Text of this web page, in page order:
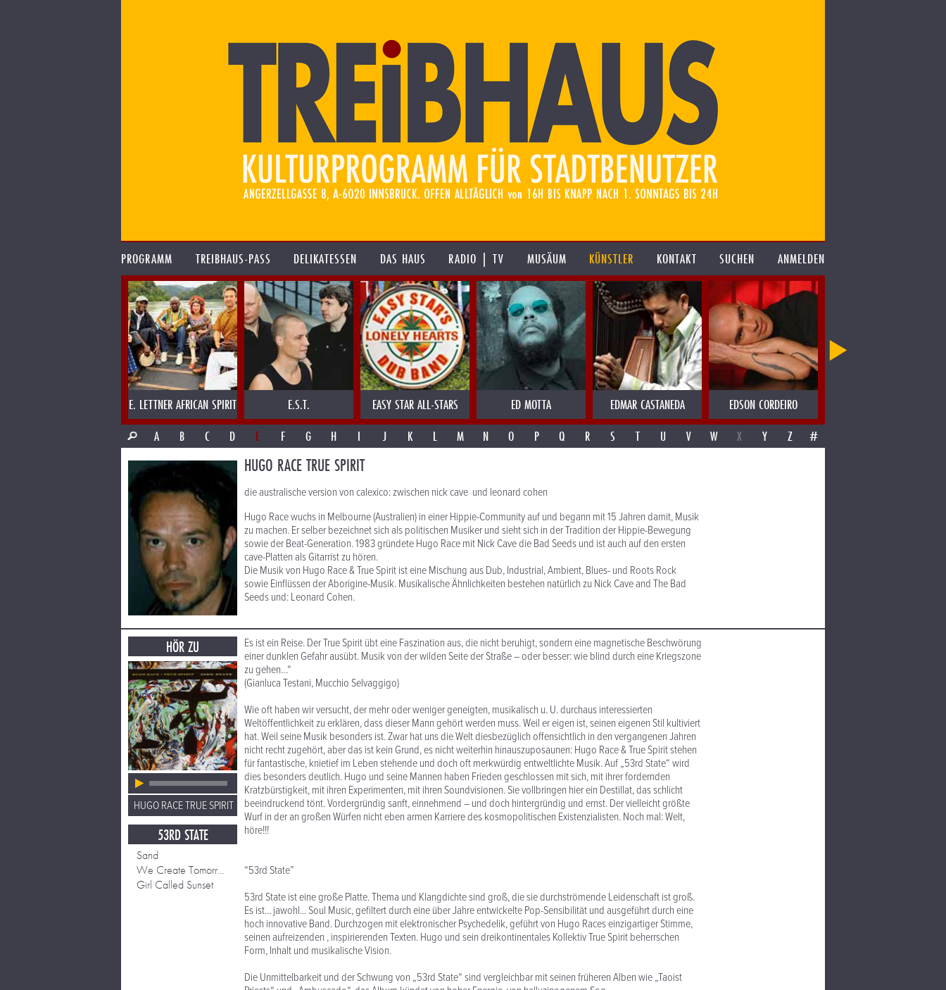
PROGRAMM TREIBHAUS-PASS DELIKATESSEN DAS HAUS RADIO | TV MUSÄUM KÜNSTLER KONTAKT SUCHEN ANMELDEN
E. LETTNER AFRICAN SPIRIT E.S.T. EASY STAR ALL-STARS ED MOTTA EDMAR CASTANEDA EDSON CORDEIRO
A
B C D E F G H I J K L M N O P Q R S T U V W X Y Z #
HUGO RACE TRUE SPIRIT
die australische version von calexico: zwischen nick cave und leonard cohen
Hugo Race wuchs in Melbourne (Australien) in einer Hippie-Community auf und begann mit 15 Jahren damit, Musik
zu machen. Er selber bezeichnet sich als politischen Musiker und sieht sich in der Tradition der Hippie-Bewegung
sowie der Beat-Generation. 1983 gründete Hugo Race mit Nick Cave die Bad Seeds und ist auch auf den ersten
cave-Platten als Gitarrist zu hören.
Die Musik von Hugo Race & True Spirit ist eine Mischung aus Dub, Industrial, Ambient, Blues- und Roots Rock
sowie Einflüssen der Aborigine-Musik. Musikalische Ähnlichkeiten bestehen natürlich zu Nick Cave and The Bad
Seeds und: Leonard Cohen.
HÖR ZU
HUGO RACE TRUE SPIRIT
53RD STATE
Sand
We Create Tomorrow
Girl Called Sunset
Es ist ein Reise. Der True Spirit übt eine Faszination aus, die nicht beruhigt, sondern eine magnetische Beschwörung
einer dunklen Gefahr ausübt. Musik von der wilden Seite der Straße – oder besser: wie blind durch eine Kriegszone
zu gehen…“
(Gianluca Testani, Mucchio Selvaggigo)
Wie oft haben wir versucht, der mehr oder weniger geneigten, musikalisch u. U. durchaus interessierten
Weltöffentlichkeit zu erklären, dass dieser Mann gehört werden muss. Weil er eigen ist, seinen eigenen Stil kultiviert
hat. Weil seine Musik besonders ist. Zwar hat uns die Welt diesbezüglich offensichtlich in den vergangenen Jahren
nicht recht zugehört, aber das ist kein Grund, es nicht weiterhin hinauszuposaunen: Hugo Race & True Spirit stehen
für fantastische, knietief im Leben stehende und doch oft merkwürdig entweltlichte Musik. Auf „53rd State“ wird
dies besonders deutlich. Hugo und seine Mannen haben Frieden geschlossen mit sich, mit ihrer fordernden
Kratzbürstigkeit, mit ihren Experimenten, mit ihren Soundvisionen. Sie vollbringen hier ein Destillat, das schlicht
beeindruckend tönt. Vordergründig sanft, einnehmend – und doch hintergründig und ernst. Der vielleicht größte
Wurf in der an großen Würfen nicht eben armen Karriere des kosmopolitischen Existenzialisten. Noch mal: Welt,
höre!!!
“53rd State”
53rd State ist eine große Platte. Thema und Klangdichte sind groß, die sie durchströmende Leidenschaft ist groß.
Es ist... jawohl... Soul Music, gefiltert durch eine über Jahre entwickelte Pop-Sensibilität und ausgeführt durch eine
hoch innovative Band. Durchzogen mit elektronischer Psychedelik, geführt von Hugo Races einzigartiger Stimme,
seinen aufreizenden , inspirierenden Texten. Hugo und sein dreikontinentales Kollektiv True Spirit beherrschen
Form, Inhalt und musikalische Vision.
Die Unmittelbarkeit und der Schwung von „53rd State“ sind vergleichbar mit seinen früheren Alben wie „Taoist